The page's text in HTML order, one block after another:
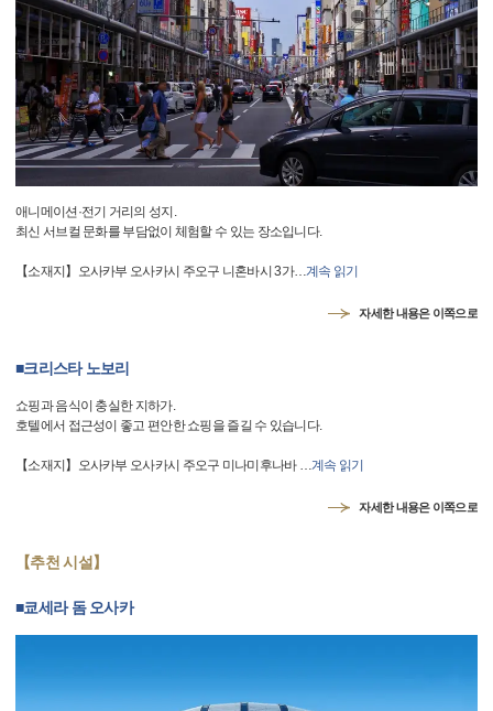
애니메이션·전기 거리의 성지.
최신 서브컬 문화를 부담없이 체험할 수 있는 장소입니다.
【소재지】오사카부 오사카시 주오구 니혼바시 3가…계속 읽기
자세한 내용은 이쪽으로
■크리스타 노보리
쇼핑과 음식이 충실한 지하가.
호텔에서 접근성이 좋고 편안한 쇼핑을 즐길 수 있습니다.
【소재지】오사카부 오사카시 주오구 미나미후나바 …계속 읽기
자세한 내용은 이쪽으로
【추천 시설】
■쿄세라 돔 오사카